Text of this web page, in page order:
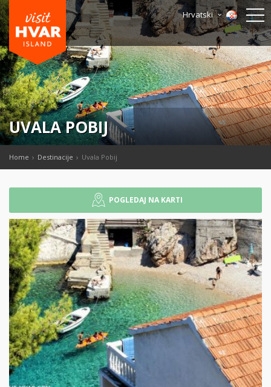
Hrvatski
UVALA POBIJ
Home Destinacije Uvala Pobij
POGLEDAJ NA KARTI